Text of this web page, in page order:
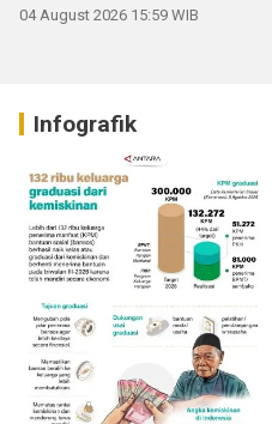
04 August 2026 15:59 WIB
Infografik